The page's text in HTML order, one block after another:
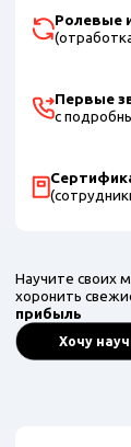
Ролевые
Первые
с
Научите своих
хоронить
прибыль
Хочу